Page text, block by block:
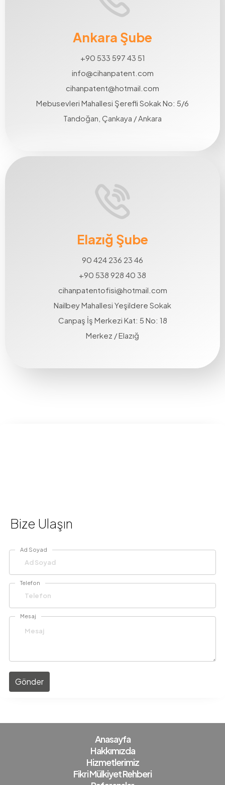
Ankara Şube
+90 533 597 43 51
info@cihanpatent.com
cihanpatent@hotmail.com
Mebusevleri Mahallesi Şerefli Sokak No: 5/6
Tandoğan, Çankaya / Ankara
Elazığ Şube
90 424 236 23 46
+90 538 928 40 38
cihanpatentofisi@hotmail.com
Nailbey Mahallesi Yeşildere Sokak
Canpaş İş Merkezi Kat: 5 No: 18
Merkez / Elazığ
Bize Ulaşın
Ad Soyad
Telefon
Mesaj
Gönder
Anasayfa
Hakkımızda
Hizmetlerimiz
Fikri Mülkiyet Rehberi